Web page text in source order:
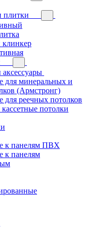
плитки
клинкер
для минеральных и
(Армстронг)
реечных потолков
потолки
к панелям ПВХ
к панелям